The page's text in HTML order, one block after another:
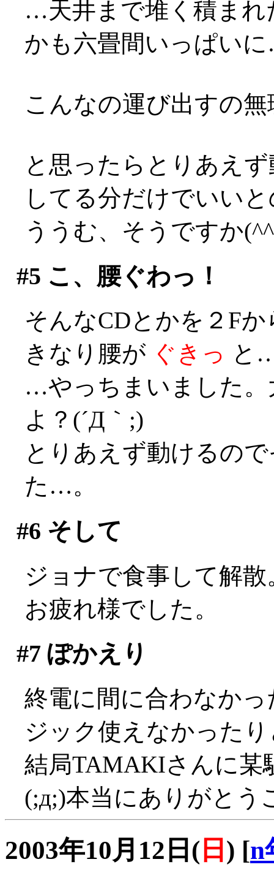
…天井まで堆く積ま
かも六畳間いっぱい
こんなの運び出すの
と思ったらとりあえ
してる分だけでいい
ううむ、そうですか
#5 こ、腰ぐわっ！
そんなCDとかを２F
きなり腰が ぐきっ と
…やっちまいました。
よ？(´Д｀;)
とりあえず動けるの
た…。
#6 そして
ジョナで食事して解散
お疲れ様でした。
#7 ぽかえり
終電に間に合わなか
ジック使えなかった
結局TAMAKIさんに某
(;д;)本当にありがとう
2003年10月12日( 日 ) [n